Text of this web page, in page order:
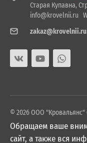
Старая Купавна,
info@krovelnii.ru
zakaz@krovelnii.ru
© 2026 ООО "Кровальянс"
Обращаем ваше
сайт, а также вся